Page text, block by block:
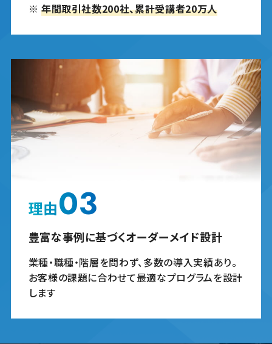
※ 年間取引社数200社、累計受講者20万人
理由03
豊富な事例に基づくオーダーメイド設計
業種・職種・階層を問わず、多数の導入実績あり。
お客様の課題に合わせて最適なプログラムを設計
します